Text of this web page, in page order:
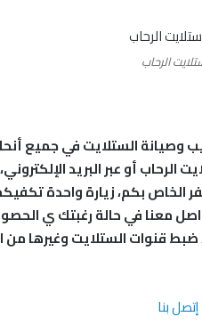
الرحاب
الستلايت في جميع
أو عبر البريد
الخاص بكم، زيارة واحدة
معنا في حالة رغبتك ي
قنوات الستلايت وغيرها من